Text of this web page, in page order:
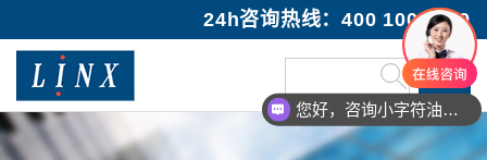
24h咨询热线：400 100 1089
您好，咨询小字符油墨喷码机